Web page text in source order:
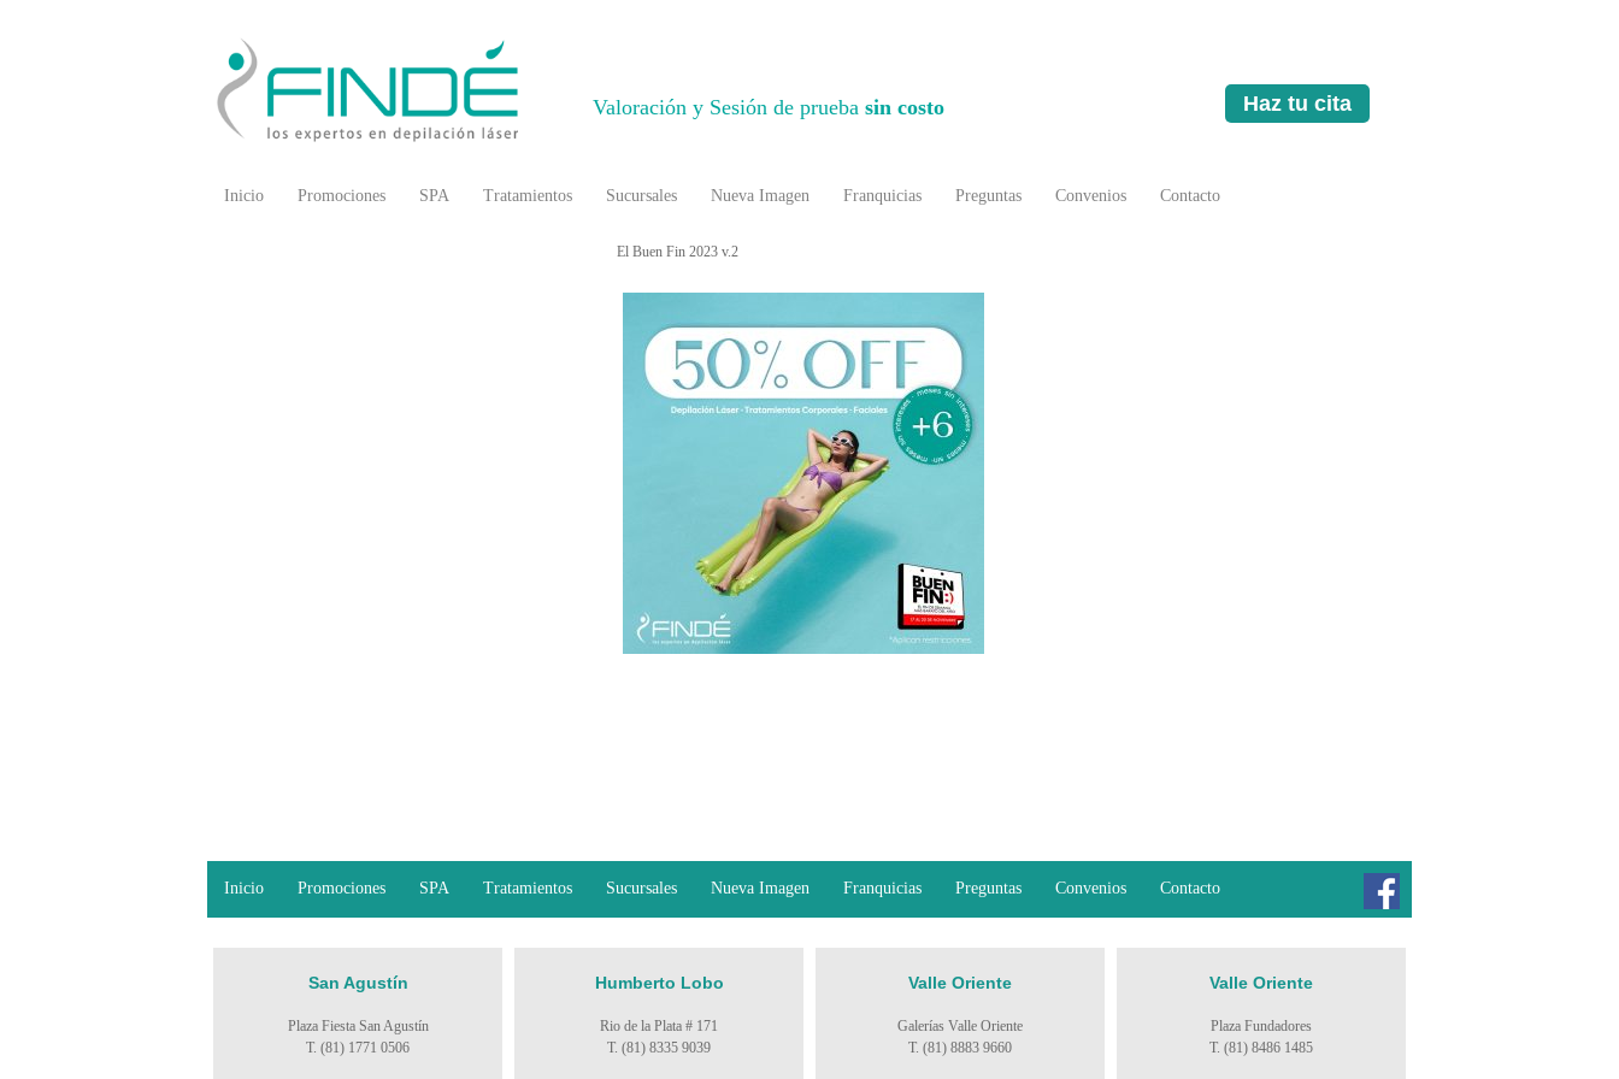
Haz tu cita
Inicio Promociones SPA Tratamientos Sucursales Nueva Imagen Franquicias Preguntas Convenios Contacto
Valoración y Sesión de prueba sin costo
El Buen Fin 2023 v.2
Inicio Promociones SPA Tratamientos Sucursales Nueva Imagen Franquicias Preguntas Convenios Contacto
San Agustín
Plaza Fiesta San Agustín
T. (81) 1771 0506
Humberto Lobo
Rio de la Plata # 171
T. (81) 8335 9039
Valle Oriente
Galerías Valle Oriente
T. (81) 8883 9660
Valle Oriente
Plaza Fundadores
T. (81) 8486 1485